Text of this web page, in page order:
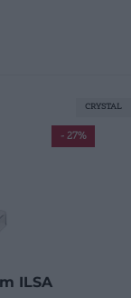
ILSA
- 27%
CRYSTAL